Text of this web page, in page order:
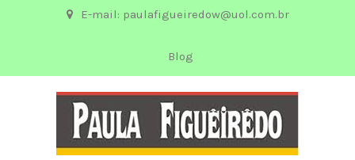
E-mail: paulafigueiredow@uol.com.br
Blog